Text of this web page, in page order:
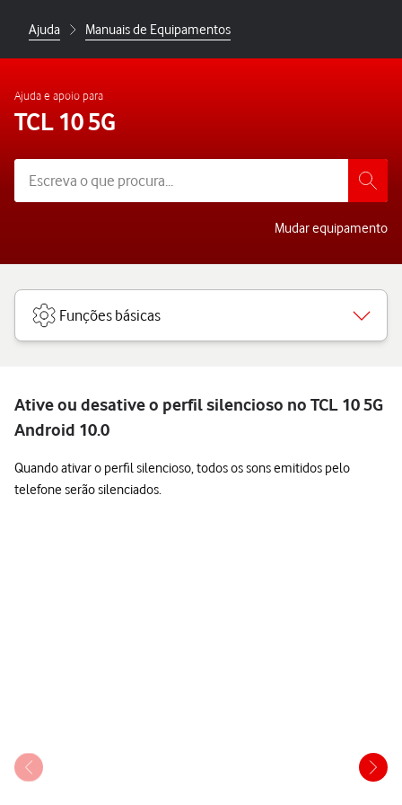
Ajuda Manuais de Equipamentos
Ajuda e apoio para
TCL 10 5G
Mudar equipamento
Funções básicas
Ative ou desative o perfil silencioso no TCL 10 5G
Android 10.0
Quando ativar o perfil silencioso, todos os sons emitidos pelo
telefone serão silenciados.